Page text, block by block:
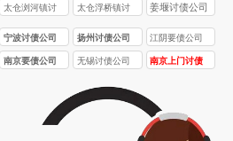
太仓浏河镇讨
债公司
太仓浮桥镇讨
债公司
姜堰讨债公司
宁波讨债公司 扬州讨债公司 江阴要债公司
南京要债公司 无锡讨债公司
南京上门讨债